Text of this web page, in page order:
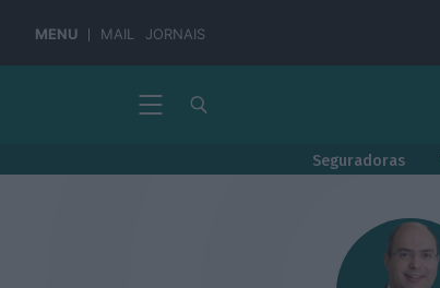
MENU MAIL JORNAIS
Seguradoras